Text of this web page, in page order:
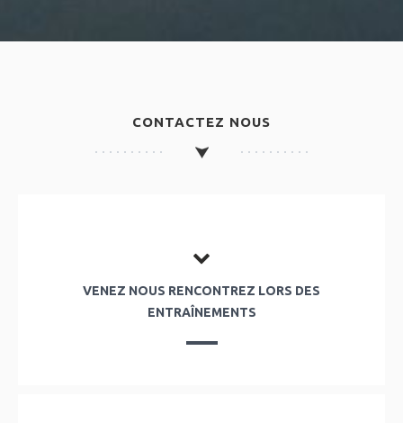
CONTACTEZ NOUS
VENEZ NOUS RENCONTREZ LORS DES
ENTRAÎNEMENTS